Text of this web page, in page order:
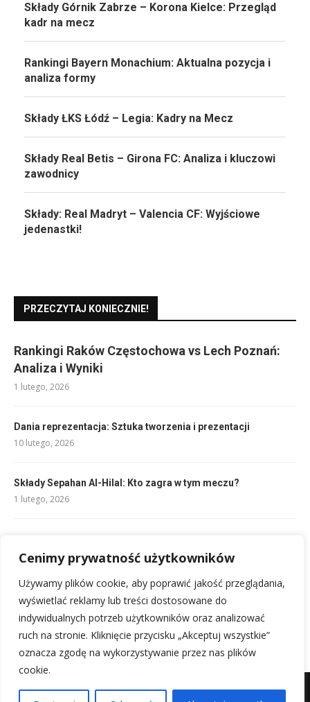
Cenimy prywatność użytkowników
Używamy plików cookie, aby poprawić jakość przeglądania,
wyświetlać reklamy lub treści dostosowane do
indywidualnych potrzeb użytkowników oraz analizować
ruch na stronie. Kliknięcie przycisku „Akceptuj wszystkie”
oznacza zgodę na wykorzystywanie przez nas plików
cookie.
Składy Górnik Zabrze – Korona Kielce: Przegląd
kadr na mecz
Rankingi Bayern Monachium: Aktualna pozycja i
analiza formy
Składy ŁKS Łódź – Legia: Kadry na Mecz
Składy Real Betis – Girona FC: Analiza i kluczowi
zawodnicy
Składy: Real Madryt – Valencia CF: Wyjściowe
jedenastki!
PRZECZYTAJ KONIECZNIE!
Rankingi Raków Częstochowa vs Lech Poznań:
Analiza i Wyniki
1 lutego, 2026
Dania reprezentacja: Sztuka tworzenia i prezentacji
10 lutego, 2026
Składy Sepahan Al-Hilal: Kto zagra w tym meczu?
1 lutego, 2026
1 lutego, 2026
Składy: Nottingham Forest – Brighton: Kto zagra?
1 lutego, 2026
Mapa witryny Kontakt z nami